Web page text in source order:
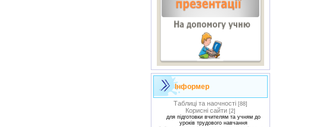
Інформер
Таблиці та наочності [88]
Корисні сайти [2]
для підготовки вчителям та учням до
уроків трудового навчання